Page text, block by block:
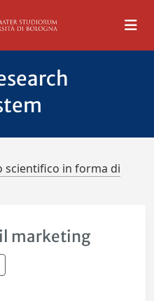
in forma di
il marketing